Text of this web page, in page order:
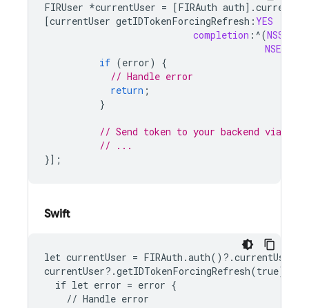
FIRUser *currentUser = [FIRAuth auth].
[currentUser getIDTokenForcingRefresh : YES
completion : ^(
NSError
if (error)
{
// Handle error
return ;
}
// Send token to your backend via
// ...
}];
Swift
let currentUser = FIRAuth.auth()?.currentUser
currentUser?.getIDTokenForcingRefresh(true) {
  if let error = error {
    // Handle error